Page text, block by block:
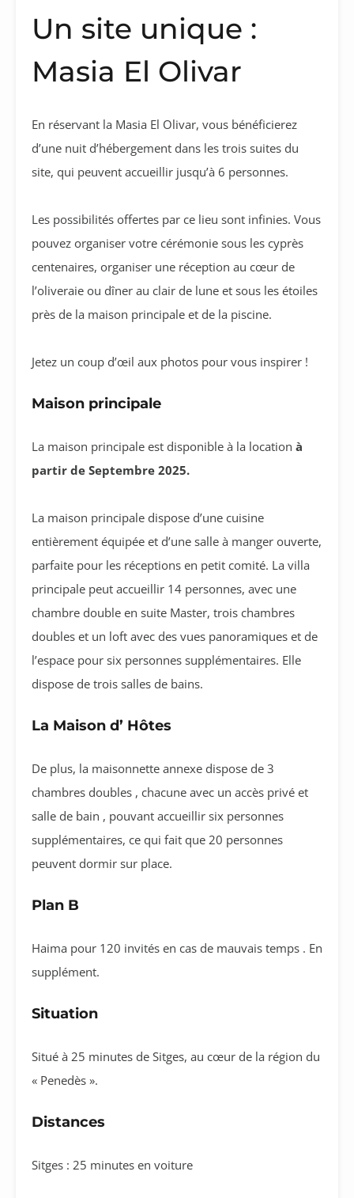
Un site unique :
Masia El Olivar
En réservant la Masia El Olivar, vous bénéficierez
d’une nuit d’hébergement dans les trois suites du
site, qui peuvent accueillir jusqu’à 6 personnes.
Les possibilités offertes par ce lieu sont infinies. Vous
pouvez organiser votre cérémonie sous les cyprès
centenaires, organiser une réception au cœur de
l’oliveraie ou dîner au clair de lune et sous les étoiles
près de la maison principale et de la piscine.
Jetez un coup d’œil aux photos pour vous inspirer !
Maison principale
La maison principale est disponible à la location à
partir de Septembre 2025.
La maison principale dispose d’une cuisine
entièrement équipée et d’une salle à manger ouverte,
parfaite pour les réceptions en petit comité. La villa
principale peut accueillir 14 personnes, avec une
chambre double en suite Master, trois chambres
doubles et un loft avec des vues panoramiques et de
l’espace pour six personnes supplémentaires. Elle
dispose de trois salles de bains.
La Maison d’ Hôtes
De plus, la maisonnette annexe dispose de 3
chambres doubles , chacune avec un accès privé et
salle de bain , pouvant accueillir six personnes
supplémentaires, ce qui fait que 20 personnes
peuvent dormir sur place.
Plan B
Haima pour 120 invités en cas de mauvais temps . En
supplément.
Situation
Situé à 25 minutes de Sitges, au cœur de la région du
« Penedès ».
Distances
Sitges : 25 minutes en voiture